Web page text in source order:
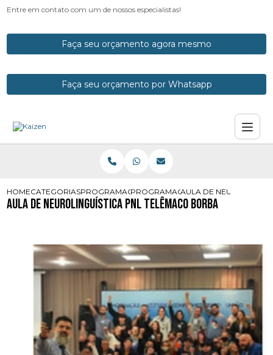
Entre em contato com um de nossos especialistas!
Faça seu orçamento agora mesmo
Faça seu orçamento por Whatsapp
HOMECATEGORIASPROGRAMACOES NEUROLINGUISTICAS
PROGRAMACAO NEUROLINGUISTICA
AULA DE
Aula de Neurolinguística Pnl Telêmaco Borba